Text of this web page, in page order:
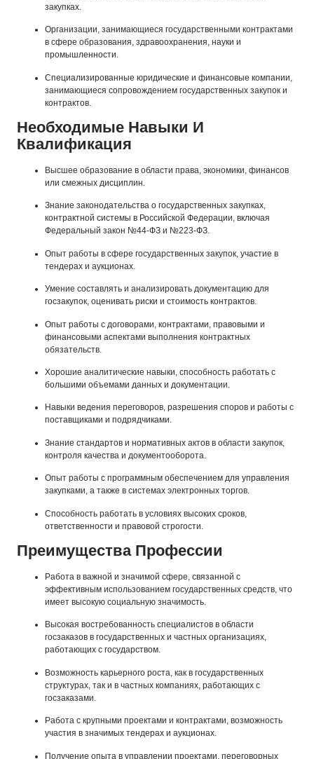
закупках.
Организации, занимающиеся государственными контрактами
в сфере образования, здравоохранения, науки и
промышленности.
Специализированные юридические и финансовые компании,
занимающиеся сопровождением государственных закупок и
контрактов.
Необходимые Навыки И
Квалификация
Высшее образование в области права, экономики, финансов
или смежных дисциплин.
Знание законодательства о государственных закупках,
контрактной системы в Российской Федерации, включая
Федеральный закон №44-ФЗ и №223-ФЗ.
Опыт работы в сфере государственных закупок, участие в
тендерах и аукционах.
Умение составлять и анализировать документацию для
госзакупок, оценивать риски и стоимость контрактов.
Опыт работы с договорами, контрактами, правовыми и
финансовыми аспектами выполнения контрактных
обязательств.
Хорошие аналитические навыки, способность работать с
большими объемами данных и документации.
Навыки ведения переговоров, разрешения споров и работы с
поставщиками и подрядчиками.
Знание стандартов и нормативных актов в области закупок,
контроля качества и документооборота.
Опыт работы с программным обеспечением для управления
закупками, а также в системах электронных торгов.
Способность работать в условиях высоких сроков,
ответственности и правовой строгости.
Преимущества Профессии
Работа в важной и значимой сфере, связанной с
эффективным использованием государственных средств, что
имеет высокую социальную значимость.
Высокая востребованность специалистов в области
госзаказов в государственных и частных организациях,
работающих с государством.
Возможность карьерного роста, как в государственных
структурах, так и в частных компаниях, работающих с
госзаказами.
Работа с крупными проектами и контрактами, возможность
участия в значимых тендерах и аукционах.
Получение опыта в управлении проектами, переговорных